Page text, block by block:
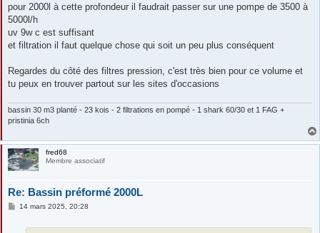
pour 2000l à cette profondeur il faudrait passer sur une pompe de 3500 à
5000l/h
uv 9w c est suffisant
et filtration il faut quelque chose qui soit un peu plus conséquent
Regardes du côté des filtres pression, c'est très bien pour ce volume et
tu peux en trouver partout sur les sites d'occasions
bassin 30 m3 planté - 23 kois - 2 filtrations en pompé - 1 shark 60/30 et 1 FAG +
pristinia 6ch
fred68
Membre associatif
Re: Bassin préformé 2000L
M14 mars 2025, 20:28